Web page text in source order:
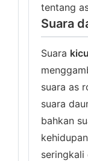
tentang
Suara
Suara
suara as
suara
bahkan
seringkali